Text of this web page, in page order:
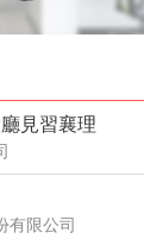
見習襄理
有限公司